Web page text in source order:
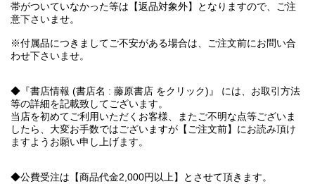
帯がついていなかった等は【返品対象外】となりますので、ご注
意下さいませ。
※付属品につきましてご不安がある場合は、ご注文前にお問い合
わせ下さいませ。
◆『書店情報 (書店名 : 藤原書店 をクリック)』 には、お取引方法
等の詳細を記載致してございます。
当店を初めてご利用いただくお客様、またご不明な点等ございま
したら、大変お手数ではございますが【ご注文前】にお読み頂け
ますようお願い申し上げます。
◆公費受注は【商品代金2,000円以上】とさせて頂きます。